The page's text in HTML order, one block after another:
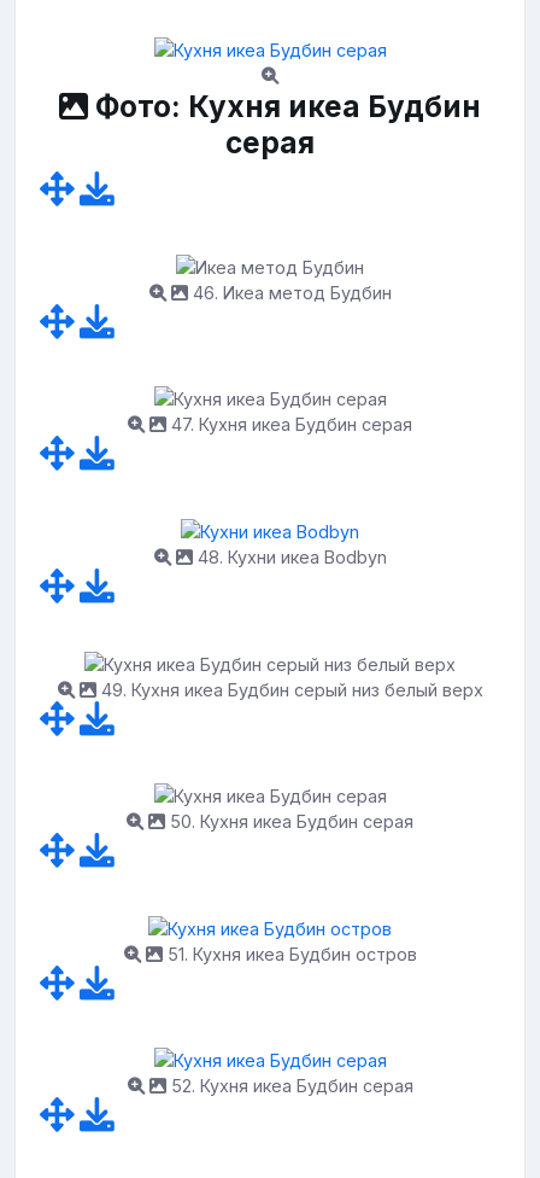
Фото: Кухня икеа Будбин
серая
46. Икеа метод Будбин
47. Кухня икеа Будбин серая
48. Кухни икеа Bodbyn
49. Кухня икеа Будбин серый низ белый верх
50. Кухня икеа Будбин серая
51. Кухня икеа Будбин остров
52. Кухня икеа Будбин серая